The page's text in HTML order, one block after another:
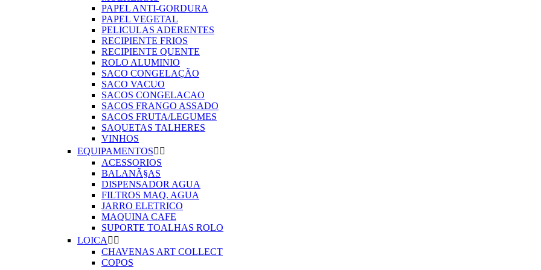
PAPEL ANTI-GORDURA
PAPEL VEGETAL
PELICULAS ADERENTES
RECIPIENTE FRIOS
RECIPIENTE QUENTE
ROLO ALUMINIO
SACO CONGELAÇÃO
SACO VACUO
SACOS CONGELACAO
SACOS FRANGO ASSADO
SACOS FRUTA/LEGUMES
SAQUETAS TALHERES
VINHOS
EQUIPAMENTOS 
ACESSORIOS
BALANÃ§AS
DISPENSADOR AGUA
FILTROS MAQ. AGUA
JARRO ELETRICO
MAQUINA CAFE
SUPORTE TOALHAS ROLO
LOICA  
CHAVENAS ART COLLECT
COPOS